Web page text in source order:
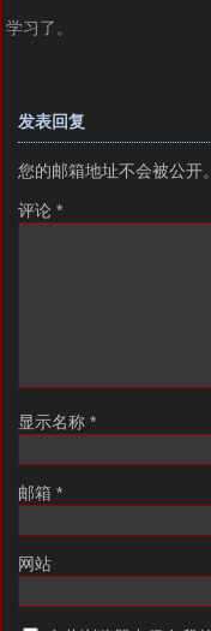
学习了。
发表回复
您的邮箱地址不会被公开。
评论 *
显示名称 *
邮箱 *
网站